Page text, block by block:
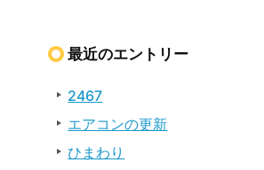
最近のエントリー
2467
エアコンの更新
ひまわり